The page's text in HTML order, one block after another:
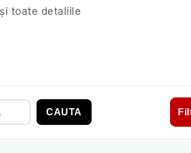
toate detaliile
CAUTA